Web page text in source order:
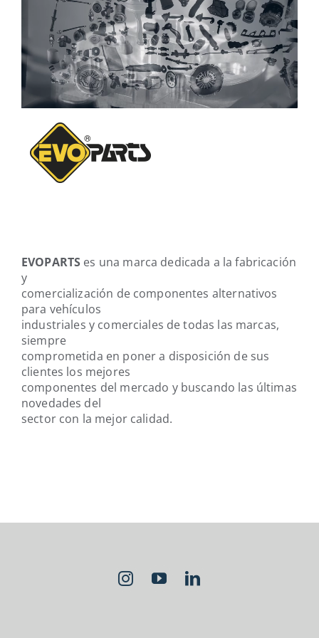
EVOPARTS es una marca dedicada a la fabricación
y
comercialización de componentes alternativos
para vehículos
industriales y comerciales de todas las marcas,
siempre
comprometida en poner a disposición de sus
clientes los mejores
componentes del mercado y buscando las últimas
novedades del
sector con la mejor calidad.